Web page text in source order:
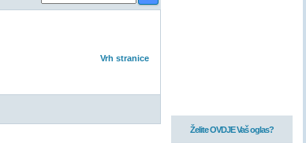
Vrh stranice
Želite OVDJE Vaš oglas?